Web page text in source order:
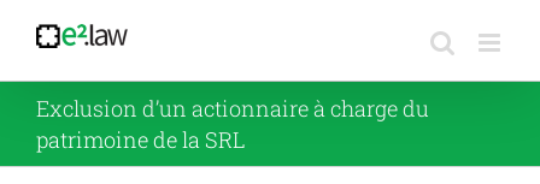
contenu
Exclusion d’un actionnaire à charge du
patrimoine de la SRL